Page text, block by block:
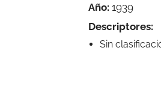
Año: 1939
Descriptores:
Sin